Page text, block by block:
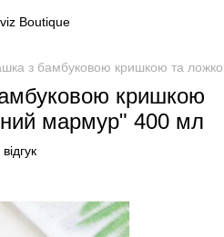
з бамбуковою кришкою та
кришкою
мармур" 400 мл